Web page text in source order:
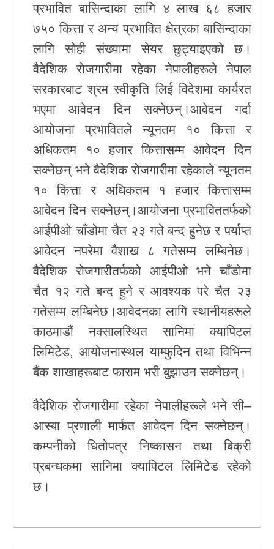
प्रभावित बासिन्दाका लागि ४ लाख ६८ हजार
७५० कित्ता र अन्य प्रभावित क्षेत्रका बासिन्दाका
लागि सोही संख्यामा सेयर छुट्याइएको छ।
वैदेशिक रोजगारीमा रहेका नेपालीहरूले नेपाल
सरकारबाट श्रम स्वीकृति लिई विदेशमा कार्यरत
भएमा आवेदन दिन सक्नेछन्।आवेदन गर्दा
आयोजना प्रभावितले न्यूनतम १० कित्ता र
अधिकतम १० हजार कित्तासम्म आवेदन दिन
सक्नेछन् भने वैदेशिक रोजगारीमा रहेकाले न्यूनतम
१० कित्ता र अधिकतम १ हजार कित्तासम्म
आवेदन दिन सक्नेछन्।आयोजना प्रभाविततर्फको
आईपीओ चाँडोमा चैत २३ गते बन्द हुनेछ र पर्याप्त
आवेदन नपरेमा वैशाख ८ गतेसम्म लम्बिनेछ।
वैदेशिक रोजगारीतर्फको आईपीओ भने चाँडोमा
चैत १२ गते बन्द हुने र आवश्यक परे चैत २३
गतेसम्म लम्बिनेछ।आवेदनका लागि स्थानीयहरूले
काठमाडौं नक्सालस्थितसानिमा क्यापिटल
लिमिटेड, आयोजनास्थल याम्फुदिन तथा विभिन्न
बैंक शाखाहरूबाट फाराम भरी बुझाउन सक्नेछन्।
वैदेशिक रोजगारीमा रहेका नेपालीहरूले भनेसी–
आस्बा प्रणालीमार्फत आवेदन दिन सक्नेछन्।
कम्पनीको धितोपत्र निष्कासन तथा बिक्री
प्रबन्धकमासानिमा क्यापिटल लिमिटेडरहेको
छ।